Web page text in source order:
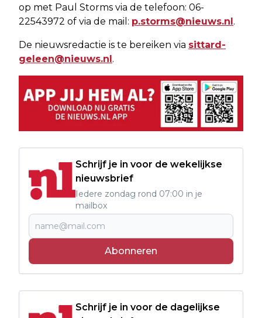
op met Paul Storms via de telefoon: 06-
22543972 of via de mail: p.storms@nieuws.nl .
De nieuwsredactie is te bereiken via sittard-
geleen@nieuws.nl .
Schrijf je in voor de wekelijkse
nieuwsbrief
Iedere zondag rond 07:00 in je
mailbox
Abonneren
Schrijf je in voor de dagelijkse